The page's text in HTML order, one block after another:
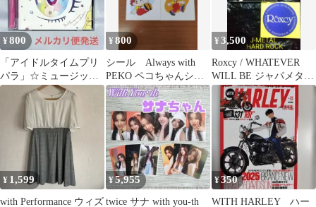
¥800
「アイドルタイムプリ
パラ」☆ミュージック
コレクション
¥800
シール Always with
PEKO ペコちゃんシー
ル 2枚
¥3,500
Roxcy / WHATEVER
WILL BE ジャパメタ
メタル
¥ 1,599
with Performance ウィズ
¥5,955
twice サナ with you-th
¥350
WITH HARLEY ハー